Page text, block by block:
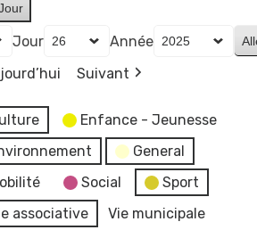
Jour
Année
Suivant
Enfance - Jeunesse
General
Social
Sport
associative
Vie municipale